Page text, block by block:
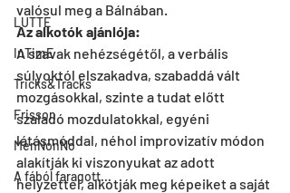
LUTTE
InTimE
Tricks&Tracks
Frisson
MenNonNo
A fából faragott...
valósul meg a Bálnában.
Az alkotók ajánlója:
A szavak nehézségétől, a verbális
súlyoktól elszakadva, szabaddá vált
mozgásokkal, szinte a tudat előtt
szaladó mozdulatokkal, egyéni
látásmóddal, néhol improvizatív módon
alakítják ki viszonyukat az adott
helyzettel, alkotják meg képeiket a saját